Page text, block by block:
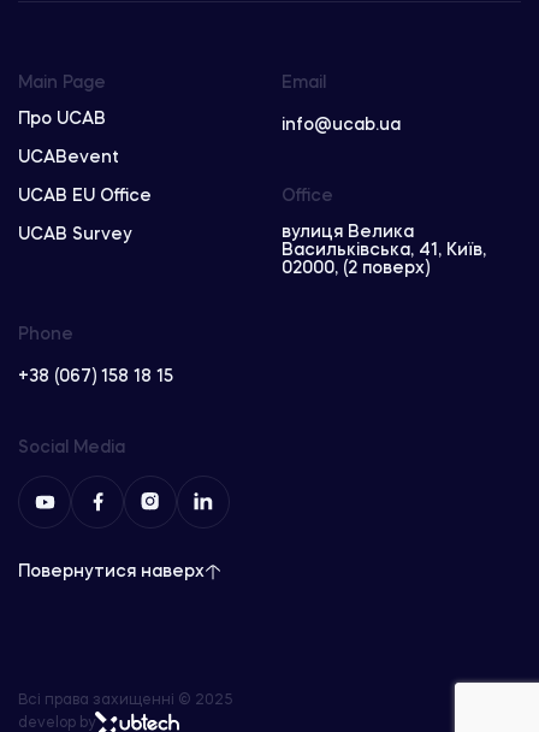
Main Page
Про UCAB
UCABevent
UCAB EU Office
UCAB Survey
Email
info@ucab.ua
Phone
+38 (067) 158 18 15
Office
вулиця Велика
Васильківська, 41, Київ,
02000, (2 поверх)
Social Media
Повернутися наверх
Всі права захищенні © 2025
develop by